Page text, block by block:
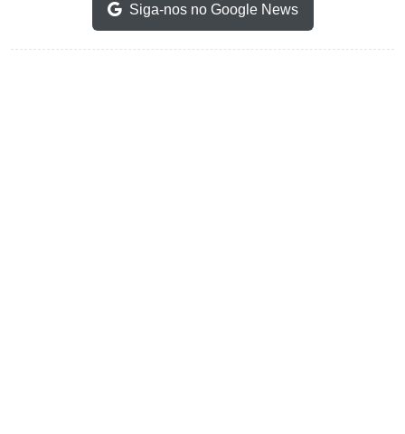
Siga-nos no Google News